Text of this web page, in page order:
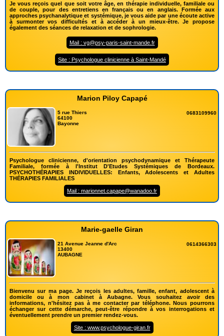
Je vous reçois quel que soit votre âge, en thérapie individuelle, familiale ou
de couple, pour des entretiens en français ou en anglais. Formée aux
approches psychanalytique et systémique, je vous aide par une écoute active
à surmonter vos difficultés et à accéder à un mieux-être. Je propose
également des séances de relaxation et de sophrologie.
Mail : vg@psy-paris-saint-mande.fr
Site : Psychologue clinicienne à Saint-Mandé
Marion Piloy Capapé
5 rue Thiers
64100
Bayonne
0683109960
Psychologue clinicienne, d'orientation psychodynamique et Thérapeute
Familiale, formée à l'Institut D'Etudes Systémiques de Bordeaux.
PSYCHOTHÉRAPIES INDIVIDUELLES: Enfants, Adolescents et Adultes
THÉRAPIES FAMILIALES
Mail : marionnet.capape@wanadoo.fr
Marie-gaelle Giran
21 Avenue Jeanne d'Arc
13400
AUBAGNE
0614366303
Bienvenu sur ma page. Je reçois les adultes, famille, enfant, adolescent à
domicile ou à mon cabinet à Aubagne. Vous souhaitez avoir des
informations, n'hésitez pas à me contacter par téléphone. Nous pourrons
échanger sur cette démarche, peut-être répondre à vos interrogations et
éventuellement prendre un premier rendez-vous.
Site : www.psychologue-giran.fr